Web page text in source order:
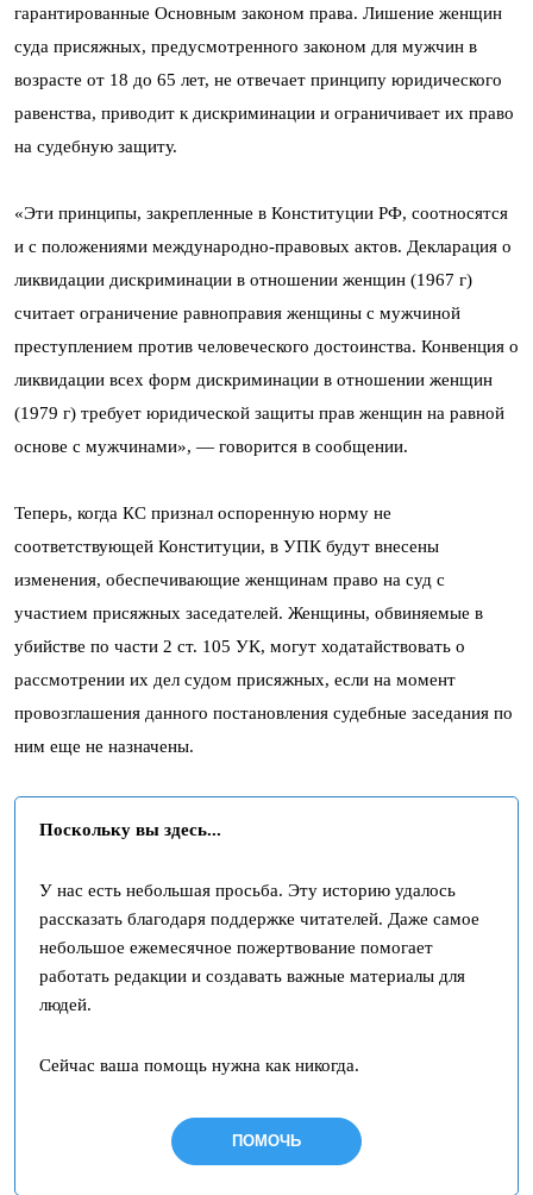
гарантированные Основным законом права. Лишение женщин
суда присяжных, предусмотренного законом для мужчин в
возрасте от 18 до 65 лет, не отвечает принципу юридического
равенства, приводит к дискриминации и ограничивает их право
на судебную защиту.
«Эти принципы, закрепленные в Конституции РФ, соотносятся
и с положениями международно-правовых актов. Декларация о
ликвидации дискриминации в отношении женщин (1967 г)
считает ограничение равноправия женщины с мужчиной
преступлением против человеческого достоинства. Конвенция о
ликвидации всех форм дискриминации в отношении женщин
(1979 г) требует юридической защиты прав женщин на равной
основе с мужчинами», — говорится в сообщении.
Теперь, когда КС признал оспоренную норму не
соответствующей Конституции, в УПК будут внесены
изменения, обеспечивающие женщинам право на суд с
участием присяжных заседателей. Женщины, обвиняемые в
убийстве по части 2 ст. 105 УК, могут ходатайствовать о
рассмотрении их дел судом присяжных, если на момент
провозглашения данного постановления судебные заседания по
ним еще не назначены.
Поскольку вы здесь...
У нас есть небольшая просьба. Эту историю удалось
рассказать благодаря поддержке читателей. Даже самое
небольшое ежемесячное пожертвование помогает
работать редакции и создавать важные материалы для
людей.
Сейчас ваша помощь нужна как никогда.
ПОМОЧЬ